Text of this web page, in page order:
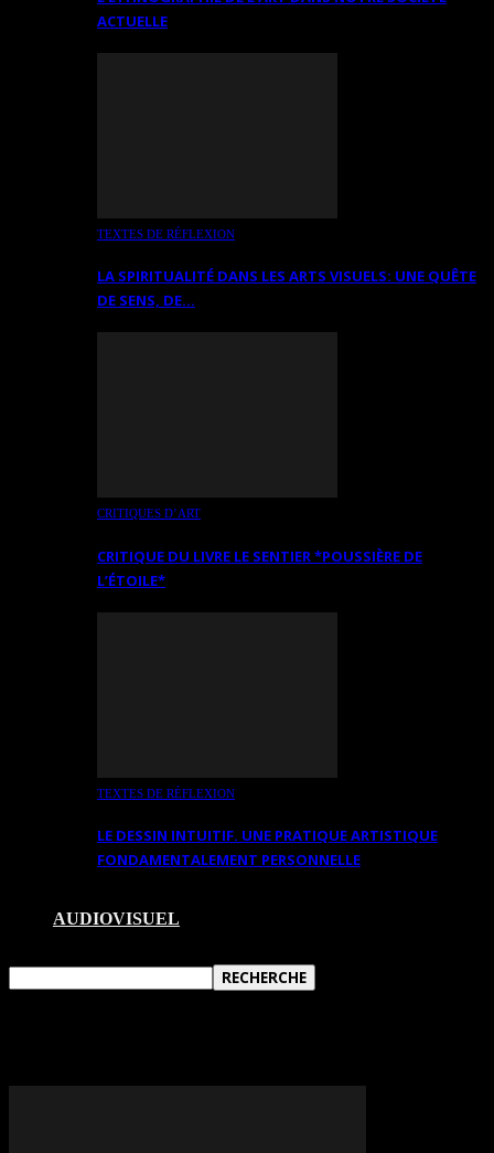
ACTUELLE
TEXTES DE RÉFLEXION
LA SPIRITUALITÉ DANS LES ARTS VISUELS: UNE QUÊTE
DE SENS, DE…
CRITIQUES D’ART
CRITIQUE DU LIVRE LE SENTIER *POUSSIÈRE DE
L’ÉTOILE*
TEXTES DE RÉFLEXION
LE DESSIN INTUITIF. UNE PRATIQUE ARTISTIQUE
FONDAMENTALEMENT PERSONNELLE
AUDIOVISUEL